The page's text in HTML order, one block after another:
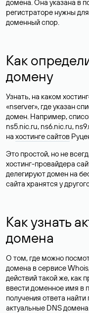
домена. Она указана в
регистраторе нужны
доменный спор.
Как
домену
Узнать, на каком
«nserver», где указан
домен. Например,
ns5.nic.ru, ns6.nic.ru,
на хостинге сайтов
Это простой, но не
хостинг-провайдера
делегируют домен на
сайта хранятся у
Как узнать
домена
О том, где можно
домена в сервисе
действий такой же, как
ввести доменное имя в
получения ответа
актуальные DNS